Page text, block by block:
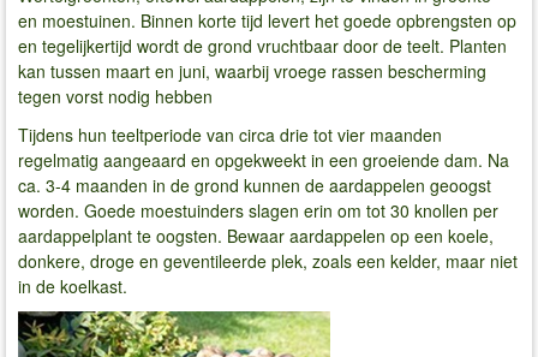
en moestuinen. Binnen korte tijd levert het goede opbrengsten op
en tegelijkertijd wordt de grond vruchtbaar door de teelt. Planten
kan tussen maart en juni, waarbij vroege rassen bescherming
tegen vorst nodig hebben
Tijdens hun teeltperiode van circa drie tot vier maanden
regelmatig aangeaard en opgekweekt in een groeiende dam. Na
ca. 3-4 maanden in de grond kunnen de aardappelen geoogst
worden. Goede moestuinders slagen erin om tot 30 knollen per
aardappelplant te oogsten. Bewaar aardappelen op een koele,
donkere, droge en geventileerde plek, zoals een kelder, maar niet
in de koelkast.